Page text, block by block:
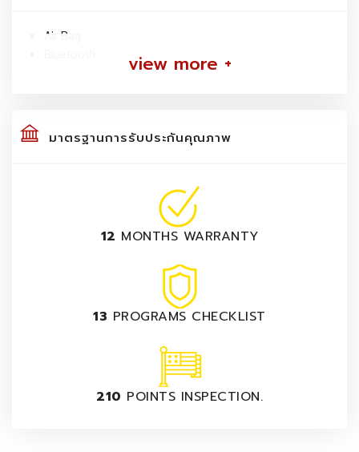
Air Bag
view more +
มาตรฐานการรับประกันคุณภาพ
12 MONTHS WARRANTY
13 PROGRAMS CHECKLIST
210 POINTS INSPECTION.